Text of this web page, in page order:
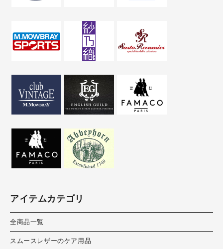
アイテムカテゴリ
全商品一覧
スムースレザーのケア用品